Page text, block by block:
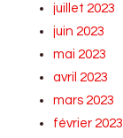
juillet 2023
juin 2023
mai 2023
avril 2023
mars 2023
février 2023